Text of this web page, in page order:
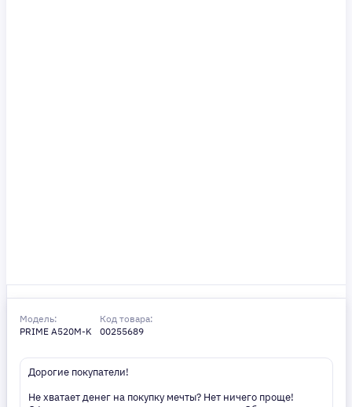
Модель:
PRIME A520M-K
Код товара:
00255689
Дорогие покупатели!
Не хватает денег на покупку мечты? Нет ничего проще!